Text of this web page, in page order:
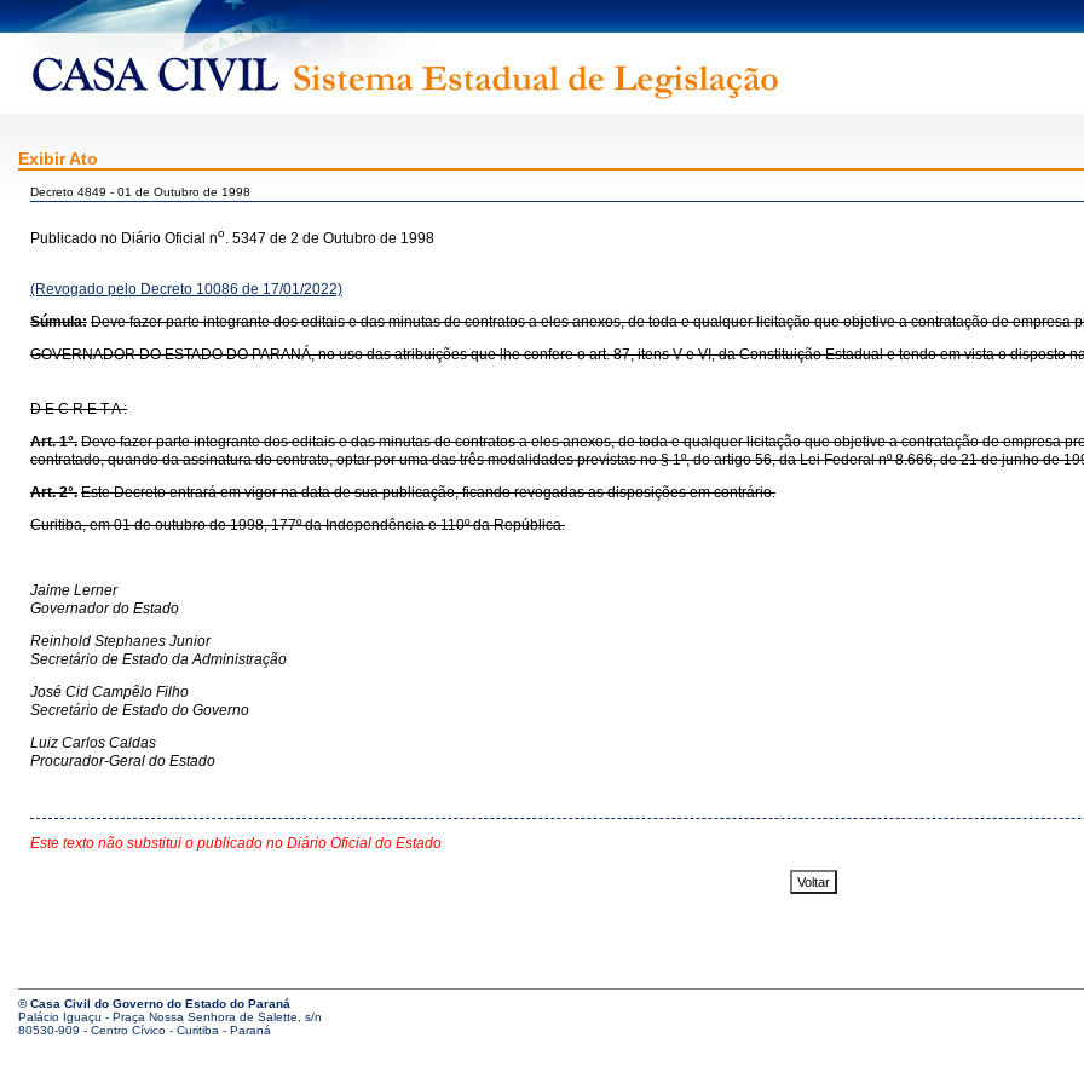
Exibir Ato
Decreto 4849 - 01 de Outubro de 1998
Publicado no Diário Oficial no. 5347 de 2 de Outubro de 1998
(Revogado pelo Decreto 10086 de 17/01/2022)
Súmula: Deve fazer parte integrante dos editais e das minutas de contratos a eles anexos, de toda e qualquer licitação que objetive a contratação de empresa
GOVERNADOR DO ESTADO DO PARANÁ, no uso das atribuições que lhe confere o art. 87, itens V e VI, da Constituição Estadual e tendo em vista o disposto
D E C R E T A :
Art. 1°. Deve fazer parte integrante dos editais e das minutas de contratos a eles anexos, de toda e qualquer licitação que objetive a contratação de empresa
contratado, quando da assinatura do contrato, optar por uma das três modalidades previstas no § 1º, do artigo 56, da Lei Federal nº 8.666, de 21 de junho de
Art. 2°. Este Decreto entrará em vigor na data de sua publicação, ficando revogadas as disposições em contrário.
Curitiba, em 01 de outubro de 1998, 177º da Independência e 110º da República.
Jaime Lerner
Governador do Estado
Reinhold Stephanes Junior
Secretário de Estado da Administração
José Cid Campêlo Filho
Secretário de Estado do Governo
Luiz Carlos Caldas
Procurador-Geral do Estado
Este texto não substitui o publicado no Diário Oficial do Estado
© Casa Civil do Governo do Estado do Paraná
Palácio Iguaçu - Praça Nossa Senhora de Salette, s/n
80530-909 - Centro Cívico - Curitiba - Paraná